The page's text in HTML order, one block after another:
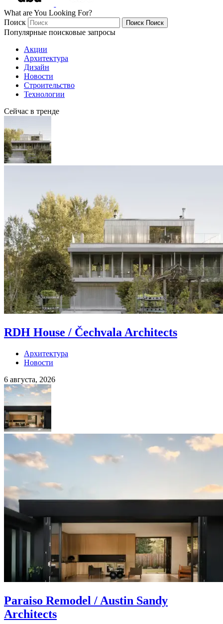
What are You Looking For?
Поиск
Поиск Поиск
Популярные поисковые запросы
Акции
Архитектура
Дизайн
Новости
Строительство
Технологии
Сейчас в тренде
RDH House / Čechvala Architects
Архитектура
Новости
6 августа, 2026
Paraiso Remodel / Austin Sandy
Architects